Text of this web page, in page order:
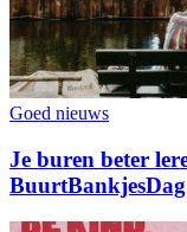
Goed nieuws
Je buren beter
BuurtBankjesDag